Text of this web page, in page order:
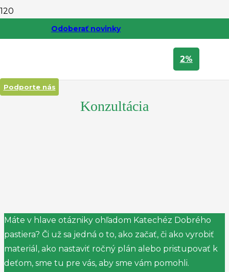
Odoberať novinky
2%
Podporte nás
Konzultácia
Máte v hlave otázniky ohľadom Katechéz Dobrého
pastiera? Či už sa jedná o to, ako začať, či ako vyrobiť
materiál, ako nastaviť ročný plán alebo pristupovať k
deťom, sme tu pre vás, aby sme vám pomohli.